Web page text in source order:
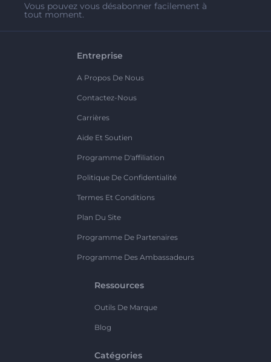
Vous pouvez vous désabonner facilement à
tout moment.
Entreprise
A Propos De Nous
Contactez-Nous
Carrières
Aide Et Soutien
Programme D'affiliation
Politique De Confidentialité
Termes Et Conditions
Plan Du Site
Programme De Partenaires
Programme Des Ambassadeurs
Ressources
Outils De Marque
Blog
Catégories